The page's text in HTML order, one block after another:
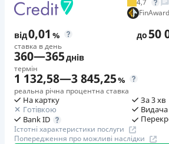
4,7
від0,01 %
ставка в день
до50
360—365днів
термін
1 132,58—3 845,25%
реальна річна процентна ставка
На картку
Готівкою
Bank ID
За 3 хв
Істотні характеристики послуги
Попередження про можливі наслідки